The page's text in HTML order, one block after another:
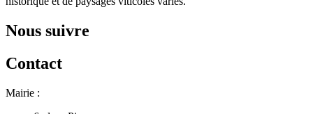
Nous suivre
Contact
Mairie :